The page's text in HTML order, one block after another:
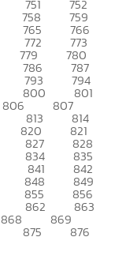
751 752
758 759
765 766
772 773
779 780
786 787
793 794
800 801
806 807
813 814
820 821
827 828
834 835
841 842
848 849
855 856
862 863
868 869
875 876